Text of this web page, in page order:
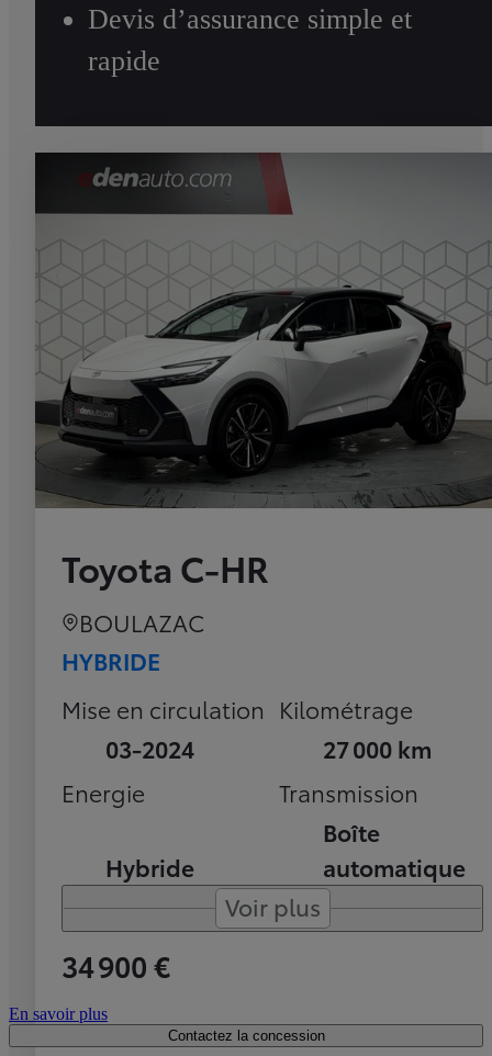
Devis d’assurance simple et
rapide
Toyota C-HR
BOULAZAC
HYBRIDE
Mise en circulation
03-2024
Kilométrage
27 000 km
Energie
Hybride
Transmission
Boîte
automatique
Voir plus
34 900 €
En savoir plus
Contactez la concession